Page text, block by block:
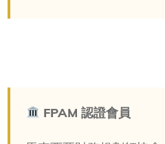
FPAM 認證會員